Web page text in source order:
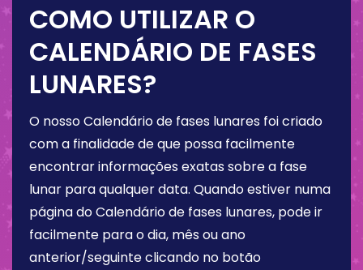
COMO UTILIZAR O
CALENDÁRIO DE FASES
LUNARES?
O nosso Calendário de fases lunares foi criado
com a finalidade de que possa facilmente
encontrar informações exatas sobre a fase
lunar para qualquer data. Quando estiver numa
página do Calendário de fases lunares, pode ir
facilmente para o dia, mês ou ano
anterior/seguinte clicando no botão